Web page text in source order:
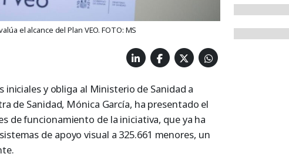
el alcance del Plan VEO. FOTO: MS
iniciales y obliga al Ministerio de Sanidad a
de Sanidad, Mónica García, ha presentado el
de funcionamiento de la iniciativa, que ya ha
de apoyo visual a 325.661 menores, un